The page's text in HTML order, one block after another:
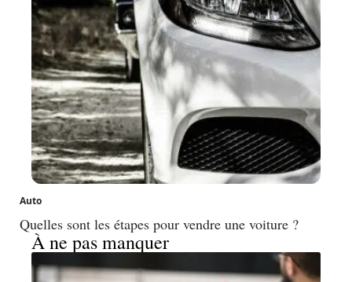
Auto
Quelles sont les étapes pour vendre une voiture ?
À ne pas manquer